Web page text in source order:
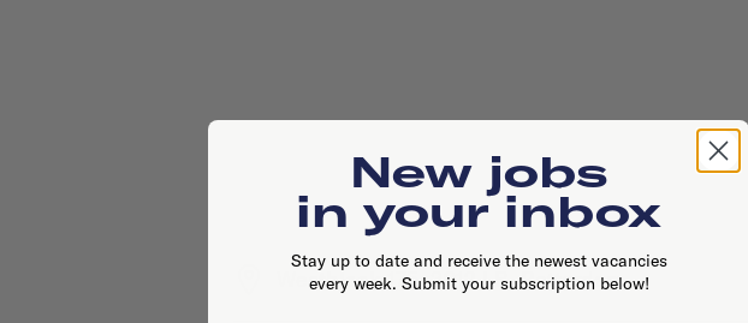
Westblaak 175, 3012 LB, Rotterdam
New jobs
in your inbox
Stay up to date and receive the newest vacancies
every week. Submit your subscription below!